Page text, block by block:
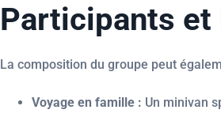
Participants
La composition du groupe peut
Voyage en famille : Un minivan